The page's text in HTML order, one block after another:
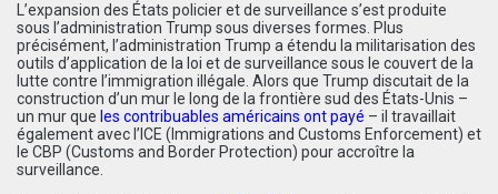
L’expansion des États policier et de surveillance s’est produite
sous l’administration Trump sous diverses formes. Plus
précisément, l’administration Trump a étendu la militarisation des
outils d’application de la loi et de surveillance sous le couvert de la
lutte contre l’immigration illégale. Alors que Trump discutait de la
construction d’un mur le long de la frontière sud des États-Unis –
un mur que les contribuables américains ont payé – il travaillait
également avec l’ICE (Immigrations and Customs Enforcement) et
le CBP (Customs and Border Protection) pour accroître la
surveillance.